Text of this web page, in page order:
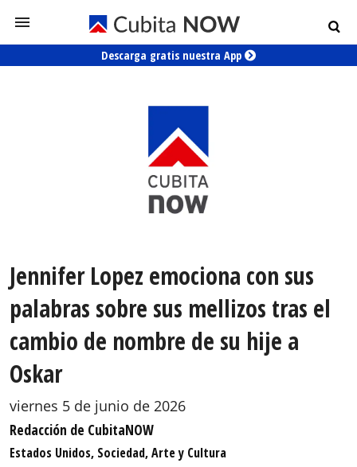
Descarga gratis nuestra App
Jennifer Lopez emociona con sus
palabras sobre sus mellizos tras el
cambio de nombre de su hije a
Oskar
viernes 5 de junio de 2026
Redacción de CubitaNOW
Estados Unidos, Sociedad, Arte y Cultura